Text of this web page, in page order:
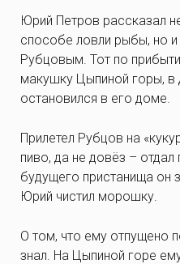
Юрий Петров рассказал
способе ловли рыбы, но
Рубцовым. Тот по
макушку Цыпиной горы,
остановился в его доме.
Прилетел Рубцов на
пиво, да не довёз –
будущего пристанища он
Юрий чистил морошку.
О том, что ему отпущено
знал. На Цыпиной горе